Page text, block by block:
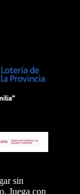
sin
Juega con